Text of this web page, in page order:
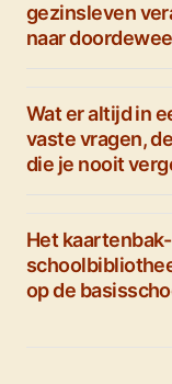
gezinsleven
naar
Wat er altijd in
vaste vragen,
die je nooit
Het
op de